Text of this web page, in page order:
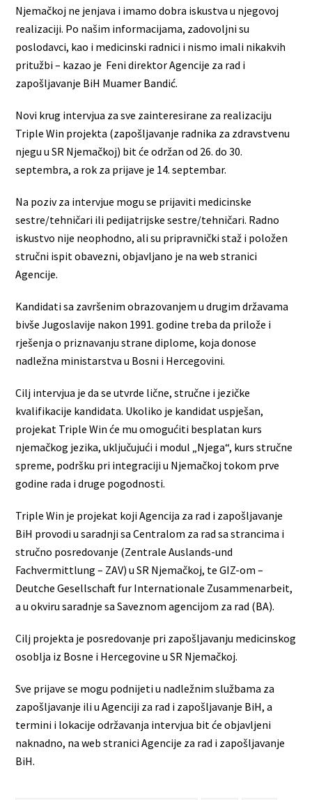
Njemačkoj ne jenjava i imamo dobra iskustva u njegovoj
realizaciji. Po našim informacijama, zadovoljni su
poslodavci, kao i medicinski radnici i nismo imali nikakvih
pritužbi – kazao je Feni direktor Agencije za rad i
zapošljavanje BiH Muamer Bandić.
Novi krug intervjua za sve zainteresirane za realizaciju
Triple Win projekta (zapošljavanje radnika za zdravstvenu
njegu u SR Njemačkoj) bit će održan od 26. do 30.
septembra, a rok za prijave je 14. septembar.
Na poziv za intervjue mogu se prijaviti medicinske
sestre/tehničari ili pedijatrijske sestre/tehničari. Radno
iskustvo nije neophodno, ali su pripravnički staž i položen
stručni ispit obavezni, objavljano je na web stranici
Agencije.
Kandidati sa završenim obrazovanjem u drugim državama
bivše Jugoslavije nakon 1991. godine treba da prilože i
rješenja o priznavanju strane diplome, koja donose
nadležna ministarstva u Bosni i Hercegovini.
Cilj intervjua je da se utvrde lične, stručne i jezičke
kvalifikacije kandidata. Ukoliko je kandidat uspješan,
projekat Triple Win će mu omogućiti besplatan kurs
njemačkog jezika, uključujući i modul „Njega“, kurs stručne
spreme, podršku pri integraciji u Njemačkoj tokom prve
godine rada i druge pogodnosti.
Triple Win je projekat koji Agencija za rad i zapošljavanje
BiH provodi u saradnji sa Centralom za rad sa strancima i
stručno posredovanje (Zentrale Auslands-und
Fachvermittlung – ZAV) u SR Njemačkoj, te GIZ-om –
Deutche Gesellschaft fur Internationale Zusammenarbeit,
a u okviru saradnje sa Saveznom agencijom za rad (BA).
Cilj projekta je posredovanje pri zapošljavanju medicinskog
osoblja iz Bosne i Hercegovine u SR Njemačkoj.
Sve prijave se mogu podnijeti u nadležnim službama za
zapošljavanje ili u Agenciji za rad i zapošljavanje BiH, a
termini i lokacije održavanja intervjua bit će objavljeni
naknadno, na web stranici Agencije za rad i zapošljavanje
BiH.